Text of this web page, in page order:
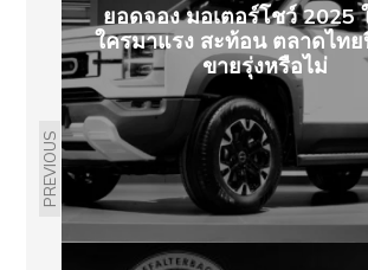
PREVIOUS
ยอดจอง มอเตอร์โชว์ 2025
ใครมาแรง สะท้อน ตลาดไท
ขายรุ่งหรือไม่